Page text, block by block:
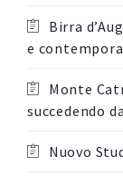
Birra
e
Monte
succedendo
Nuovo